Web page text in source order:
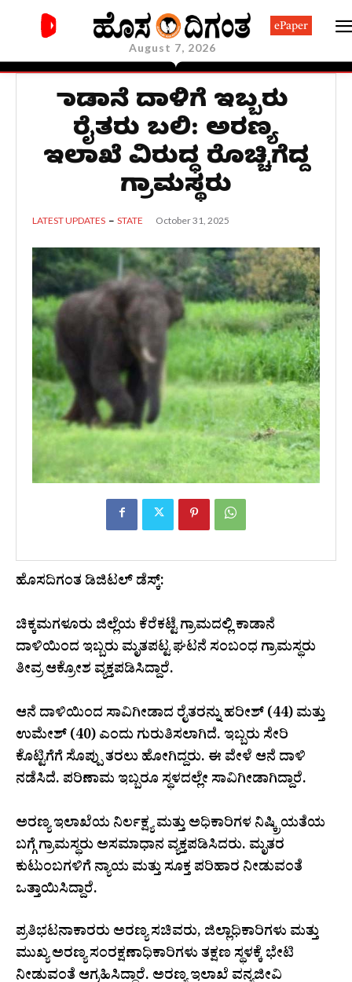
August 7, 2026
ePaper
ಕಾಡಾನೆ ದಾಳಿಗೆ ಇಬ್ಬರು
ರೈತರು ಬಲಿ: ಅರಣ್ಯ
ಇಲಾಖೆ ವಿರುದ್ಧ ರೊಚ್ಚಿಗೆದ್ದ
ಗ್ರಾಮಸ್ಥರು
LATEST UPDATES STATE October 31, 2025
ಹೊಸದಿಗಂತ ಡಿಜಿಟಲ್‌ ಡೆಸ್ಕ್‌:
ಚಿಕ್ಕಮಗಳೂರು ಜಿಲ್ಲೆಯ ಕೆರೆಕಟ್ಟೆ ಗ್ರಾಮದಲ್ಲಿ ಕಾಡಾನೆ
ದಾಳಿಯಿಂದ ಇಬ್ಬರು ಮೃತಪಟ್ಟ ಘಟನೆ ಸಂಬಂಧ ಗ್ರಾಮಸ್ಥರು
ತೀವ್ರ ಆಕ್ರೋಶ ವ್ಯಕ್ತಪಡಿಸಿದ್ದಾರೆ.
ಆನೆ ದಾಳಿಯಿಂದ ಸಾವಿಗೀಡಾದ ರೈತರನ್ನು ಹರೀಶ್ (44) ಮತ್ತು
ಉಮೇಶ್ (40) ಎಂದು ಗುರುತಿಸಲಾಗಿದೆ. ಇಬ್ಬರು ಸೇರಿ
ಕೊಟ್ಟಿಗೆಗೆ ಸೊಪ್ಪು ತರಲು ಹೋಗಿದ್ದರು. ಈ ವೇಳೆ ಆನೆ ದಾಳಿ
ನಡೆಸಿದೆ. ಪರಿಣಾಮ ಇಬ್ಬರೂ ಸ್ಥಳದಲ್ಲೇ ಸಾವಿಗೀಡಾಗಿದ್ದಾರೆ.
ಅರಣ್ಯ ಇಲಾಖೆಯ ನಿರ್ಲಕ್ಷ್ಯ ಮತ್ತು ಅಧಿಕಾರಿಗಳ ನಿಷ್ಕ್ರಿಯತೆಯ
ಬಗ್ಗೆ ಗ್ರಾಮಸ್ಥರು ಅಸಮಾಧಾನ ವ್ಯಕ್ತಪಡಿಸಿದರು. ಮೃತರ
ಕುಟುಂಬಗಳಿಗೆ ನ್ಯಾಯ ಮತ್ತು ಸೂಕ್ತ ಪರಿಹಾರ ನೀಡುವಂತೆ
ಒತ್ತಾಯಿಸಿದ್ದಾರೆ.
ಪ್ರತಿಭಟನಾಕಾರರು ಅರಣ್ಯ ಸಚಿವರು, ಜಿಲ್ಲಾಧಿಕಾರಿಗಳು ಮತ್ತು
ಮುಖ್ಯ ಅರಣ್ಯ ಸಂರಕ್ಷಣಾಧಿಕಾರಿಗಳು ತಕ್ಷಣ ಸ್ಥಳಕ್ಕೆ ಭೇಟಿ
ನೀಡುವಂತೆ ಆಗ್ರಹಿಸಿದ್ದಾರೆ. ಅರಣ್ಯ ಇಲಾಖೆ ವನ್ಯಜೀವಿ